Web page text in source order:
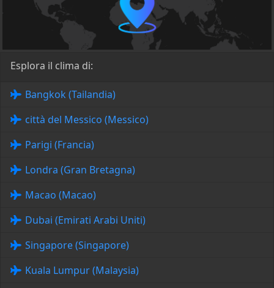
Esplora il clima di:
Bangkok (Tailandia)
città del Messico (Messico)
Parigi (Francia)
Londra (Gran Bretagna)
Macao (Macao)
Dubai (Emirati Arabi Uniti)
Singapore (Singapore)
Kuala Lumpur (Malaysia)